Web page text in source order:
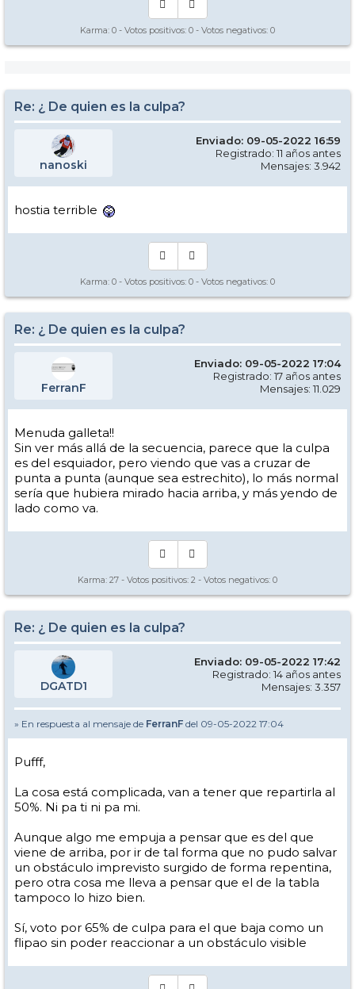
Karma: 0 - Votos positivos: 0 - Votos negativos: 0
Re: ¿ De quien es la culpa?
nanoski
Enviado: 09-05-2022 16:59
Registrado: 11 años antes
Mensajes: 3.942
hostia terrible
Karma: 0 - Votos positivos: 0 - Votos negativos: 0
Re: ¿ De quien es la culpa?
FerranF
Enviado: 09-05-2022 17:04
Registrado: 17 años antes
Mensajes: 11.029
Menuda galleta!!
Sin ver más allá de la secuencia, parece que la culpa
es del esquiador, pero viendo que vas a cruzar de
punta a punta (aunque sea estrechito), lo más normal
sería que hubiera mirado hacia arriba, y más yendo de
lado como va.
Karma: 27 - Votos positivos: 2 - Votos negativos: 0
Re: ¿ De quien es la culpa?
DGATD1
Enviado: 09-05-2022 17:42
Registrado: 14 años antes
Mensajes: 3.357
» En respuesta al mensaje de FerranF del 09-05-2022 17:04
Pufff,
La cosa está complicada, van a tener que repartirla al
50%. Ni pa ti ni pa mi.
Aunque algo me empuja a pensar que es del que
viene de arriba, por ir de tal forma que no pudo salvar
un obstáculo imprevisto surgido de forma repentina,
pero otra cosa me lleva a pensar que el de la tabla
tampoco lo hizo bien.
Sí, voto por 65% de culpa para el que baja como un
flipao sin poder reaccionar a un obstáculo visible